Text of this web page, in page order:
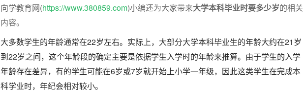
向学教育网(https://www.380859.com)小编还为大家带来大学本科毕业时要多少岁的相关
内容。
大多数学生的年龄通常在22岁左右。实际上，大部分大学本科毕业生的年龄大约在21岁
到22岁之间，这个年龄段的确定主要是依据学生入学时的年龄来推算。由于学生的入学
年龄存在差异，有的学生可能在6岁或7岁就开始上小学一年级，因此这类学生在完成本
科学业时，年纪会相对较小。